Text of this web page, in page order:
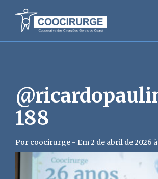
188
Por coocirurge - Em 2 de abril de 2026